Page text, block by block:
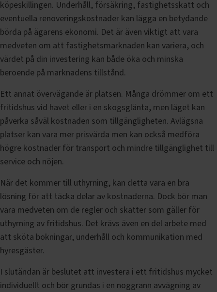
köpeskillingen. Underhåll, försäkring, fastighetsskatt och
eventuella renoveringskostnader kan lägga en betydande
börda på ägarens ekonomi. Det är även viktigt att vara
medveten om att fastighetsmarknaden kan variera, och
värdet på din investering kan både öka och minska
beroende på marknadens tillstånd.
Ett annat övervägande är platsen. Många drömmer om ett
fritidshus vid havet eller i en skogsglänta, men läget kan
påverka såväl kostnaden som tillgängligheten. Avlägsna
platser kan vara mer prisvärda men kan också medföra
högre kostnader för transport och mindre tillgänglighet till
service och nöjen.
När det kommer till uthyrning, kan detta vara en bra
lösning för att täcka delar av kostnaderna. Dock bör man
vara medveten om de regler och skatter som gäller för
uthyrning av fritidshus. Det krävs även en del arbete med
att sköta bokningar, underhåll och kommunikation med
hyresgäster.
I slutändan är beslutet att investera i ett fritidshus mycket
individuellt och bör grundas i en noggrann avvägning av